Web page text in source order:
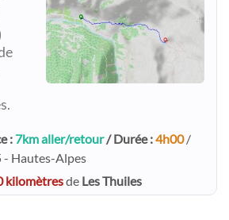
: 7km aller/retour/ Durée :4h00/
- Hautes-Alpes
kilomètresde Les Thuiles